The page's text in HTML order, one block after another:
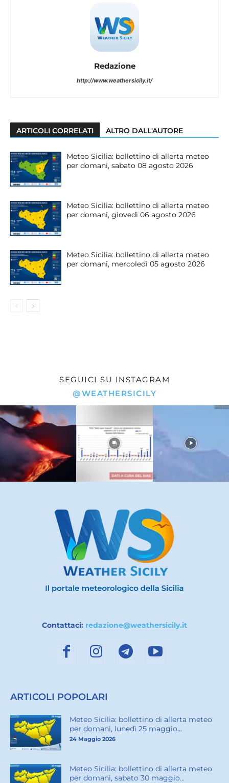
Redazione
http://www.weathersicily.it/
ARTICOLI CORRELATI ALTRO DALL'AUTORE
Meteo Sicilia: bollettino di allerta meteo
per domani, sabato 08 agosto 2026
Meteo Sicilia: bollettino di allerta meteo
per domani, giovedì 06 agosto 2026
Meteo Sicilia: bollettino di allerta meteo
per domani, mercoledì 05 agosto 2026
SEGUICI SU INSTAGRAM
@WEATHERSICILY
Contattaci: redazione@weathersicily.it
ARTICOLI POPOLARI
Meteo Sicilia: bollettino di allerta meteo
per domani, lunedì 25 maggio...
24 Maggio 2026
Meteo Sicilia: bollettino di allerta meteo
per domani, sabato 30 maggio...